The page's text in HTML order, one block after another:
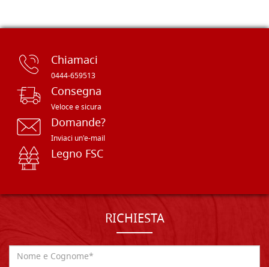
Chiamaci
0444-659513
Consegna
Veloce e sicura
Domande?
Inviaci un'e-mail
Legno FSC
RICHIESTA